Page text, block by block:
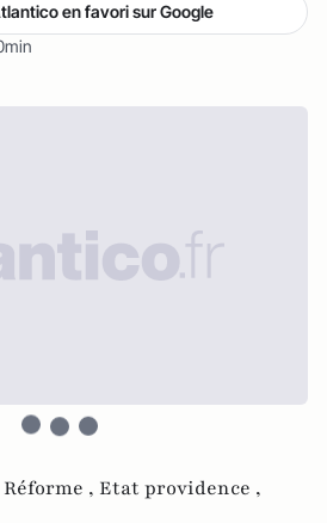
en favori sur Google
Réforme , Etat providence ,